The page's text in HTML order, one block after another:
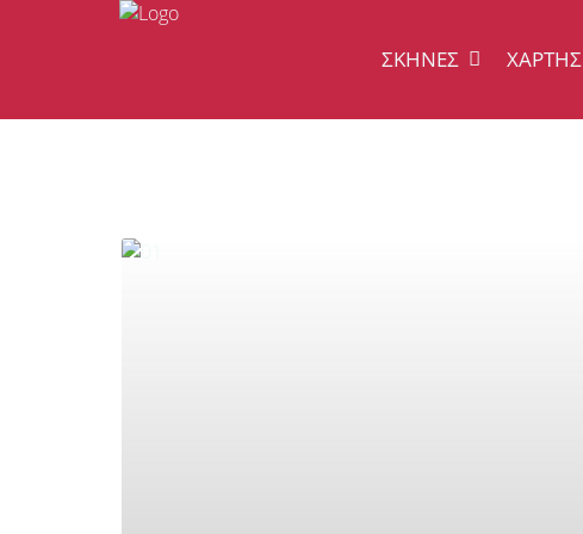
ΣΚΗΝΈΣ ΧΆΡΤΗΣ